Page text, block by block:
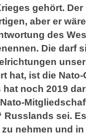
gehört.
aber er
des
Die darf
hat, ist die
hat noch 2019
sei.
nehmen und